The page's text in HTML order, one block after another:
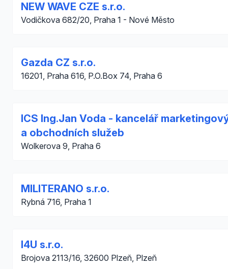
NEW WAVE CZE s.r.o.
Vodičkova 682/20, Praha 1 - Nové Město
Gazda CZ s.r.o.
16201, Praha 616, P.O.Box 74, Praha 6
ICS Ing.Jan Voda - kancelář
a obchodních služeb
Wolkerova 9, Praha 6
MILITERANO s.r.o.
Rybná 716, Praha 1
I4U s.r.o.
Brojova 2113/16, 32600 Plzeň, Plzeň